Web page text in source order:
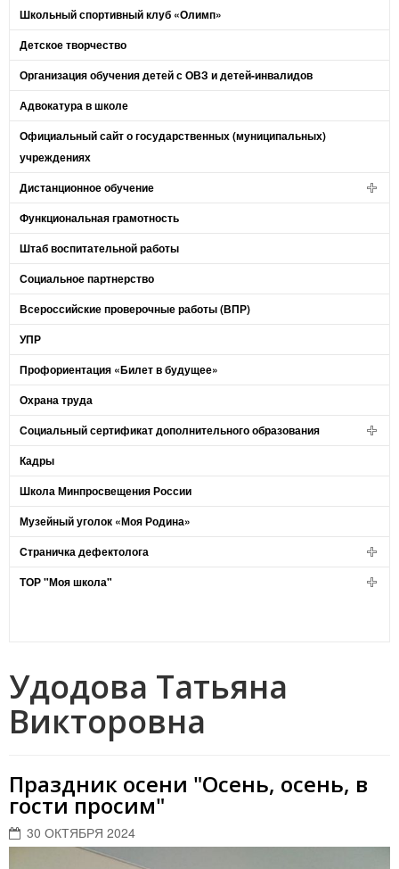
Школьный спортивный клуб «Олимп»
Детское творчество
Организация обучения детей с ОВЗ и детей-инвалидов
Адвокатура в школе
Официальный сайт о государственных (муниципальных)
учреждениях
Дистанционное обучение
Функциональная грамотность
Штаб воспитательной работы
Социальное партнерство
Всероссийские проверочные работы (ВПР)
УПР
Профориентация «Билет в будущее»
Охрана труда
Социальный сертификат дополнительного образования
Кадры
Школа Минпросвещения России
Музейный уголок «Моя Родина»
Страничка дефектолога
ТОР "Моя школа"
Удодова Татьяна
Викторовна
Праздник осени "Осень, осень, в
гости просим"
30 ОКТЯБРЯ 2024